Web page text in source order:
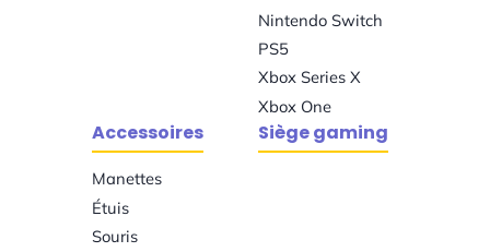
Nintendo Switch
PS5
Xbox Series X
Xbox One
Accessoires
Manettes
Étuis
Souris
Siège gaming